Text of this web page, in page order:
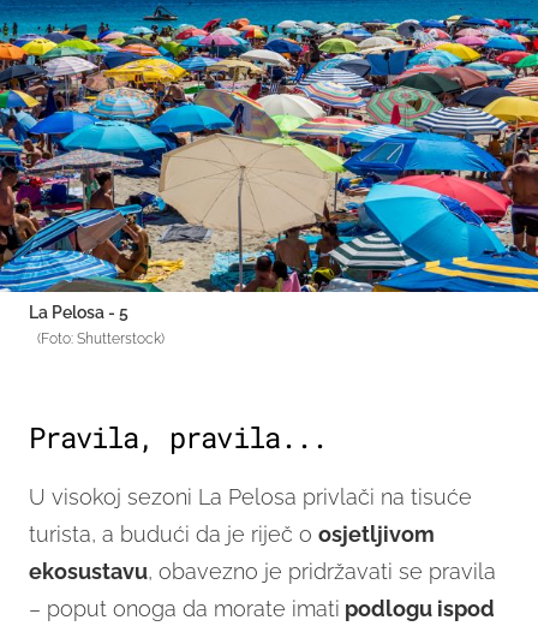
La Pelosa - 5
(Foto: Shutterstock)
Pravila, pravila...
U visokoj sezoni La Pelosa privlači na tisuće
turista, a budući da je riječ o osjetljivom
ekosustavu, obavezno je pridržavati se pravila
– poput onoga da morate imati podlogu ispod